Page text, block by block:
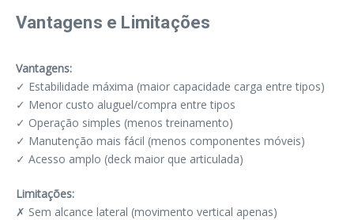
Vantagens e Limitações
Vantagens:
✓ Estabilidade máxima (maior capacidade carga entre tipos)
✓ Menor custo aluguel/compra entre tipos
✓ Operação simples (menos treinamento)
✓ Manutenção mais fácil (menos componentes móveis)
✓ Acesso amplo (deck maior que articulada)
Limitações:
✗ Sem alcance lateral (movimento vertical apenas)